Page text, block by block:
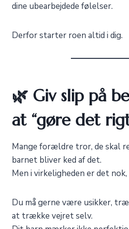
dine ubearbejdede følelser.
Derfor starter roen altid i dig.
🌿 Giv slip på
at “gøre det
Mange forældre tror, de skal
barnet bliver ked af det.
Men i virkeligheden er det
Du må gerne være usikker,
at trække vejret selv.